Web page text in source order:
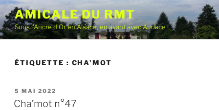
Aller
au
contenu
principal
AMICALE DU RMT
Sous l'Ancre d'Or en Alsace, en avant avec Audace !
ÉTIQUETTE : CHA'MOT
PUBLIÉ
LE
5 MAI 2022
Cha’mot n°47